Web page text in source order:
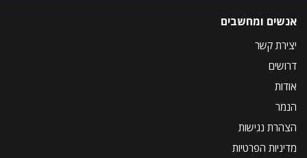
אנשים ומחשבים
יצירת קשר
דרושים
אודות
הנמר
הצהרת נגישות
מדיניות הפרטיות